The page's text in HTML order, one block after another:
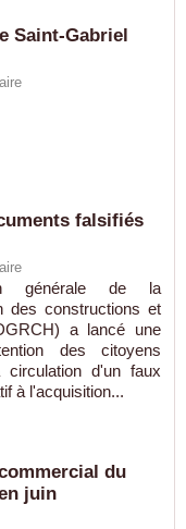
Saint-Gabriel
falsifiés
générale de la
des constructions et
a lancé une
des citoyens
circulation d'un faux
à l'acquisition...
du
juin